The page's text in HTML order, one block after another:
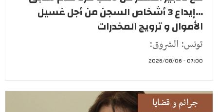
...إيداع 3 أشخاص السجن من أجل غسيل
الأموال و ترويج المخدرات
تونس: الشروق:
07:00 - 2026/08/06
جرائم و قضايا